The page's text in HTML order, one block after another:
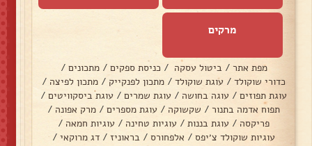
מרקים
מפת אתר / ביטול עסקה / כניסת ספקים / מתכונים /
כדורי שוקולד / עוגת שוקולד / מתכון לפנקייק / מתכון לפיצה /
עוגת תפוזים / עוגה בחושה / עוגת שמרים / עוגת ביסקוויטים /
תפוח אדמה בתנור / שקשוקה / עוגת מספרים / מרק אפונה /
פריקסה / עוגת בננות / עוגיות טחינה / עוגיות חמאה /
עוגיות שוקולד צ׳יפס / אלפחורס / בראוניז / דג מרוקאי /